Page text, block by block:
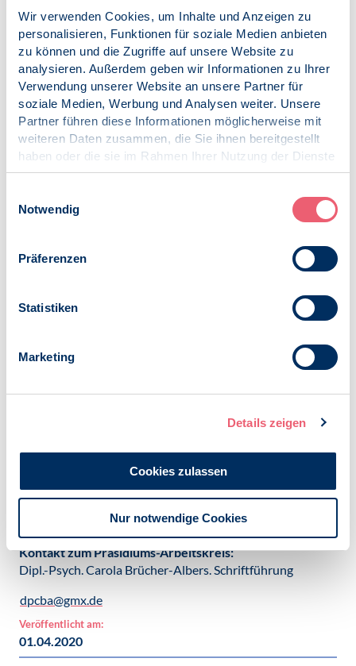
Wir verwenden Cookies, um Inhalte und Anzeigen zu
personalisieren, Funktionen für soziale Medien anbieten
zu können und die Zugriffe auf unsere Website zu
analysieren. Außerdem geben wir Informationen zu Ihrer
Verwendung unserer Website an unsere Partner für
soziale Medien, Werbung und Analysen weiter. Unsere
Partner führen diese Informationen möglicherweise mit
weiteren Daten zusammen, die Sie ihnen bereitgestellt
haben oder die sie im Rahmen Ihrer Nutzung der Dienste
gesammelt haben.
Notwendig
Präferenzen
Statistiken
Marketing
Details zeigen
Cookies zulassen
Nur notwendige Cookies
Erkennen von und den Umgang mit
antidemokratischen Tendenzen in der alltäglichen
Arbeit von Psychologinnen und Psychologen dienen.
Nach „außen“ soll einer Vielzahl von gesellschaftlichen
Akteuren ein niedrigschwelliger Zugang zu zentralen
psychologischen Erkenntnissen zu antidemokratischen
Vorurteilen ermöglicht werden.
Darüber hinaus wird die Vertiefung und
gegebenenfalls Neuschaffung aktiver
und zivilgesellschaftlichen Organisationen angestrebt.
Insbesondere sollen Wege der Unterstützung von
Radikalisierung besonders betroffen sind, ausgebaut
werden, beispielsweise zu islamischen Verbänden und
Aktuell entwickelt der Arbeitskreis erste Ansätze, um die
übersetzen. Für ihre Umsetzung werden wir auf die aktive
Mitarbeit von einer Vielzahl von Psychologinnen und
Psychologen angewiesen sein. Wir hoffen, in der
gegenüber den antidemokratischen Tendenzen fördern zu
Kontakt zum Präsidiums-Arbeitskreis:
Dipl.-Psych. Carola Brücher-Albers. Schriftführung
dpcba@gmx.de
Veröffentlicht am:
01.04.2020